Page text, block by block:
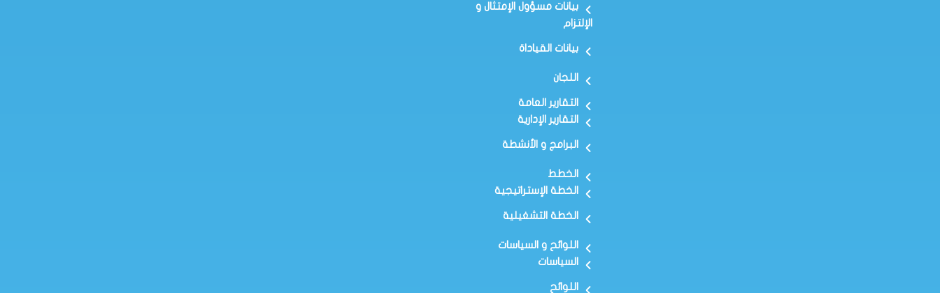
بيانات مسؤول الإمتثال و
الإلتزام
بيانات القياداة
اللجان
التقارير العامة
التقارير الإدارية
البرامج و الأنشطة
الخطط
الخطة الإستراتيجية
الخطة التشغيلية
اللوائح و السياسات
السياسات
اللوائح